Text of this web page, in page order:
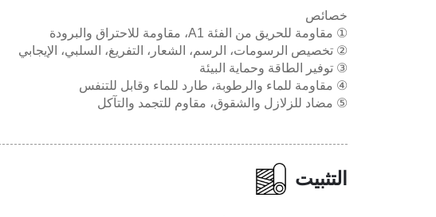
خصائص
① مقاومة للحريق من الفئة A1، مقاومة للاحتراق والبرودة
② تخصيص الرسومات، الرسم، الشعار، التفريغ، السلبي، الإيجابي
③ توفير الطاقة وحماية البيئة
④ مقاومة للماء والرطوبة، طارد للماء وقابل للتنفس
⑤ مضاد للزلازل والشقوق، مقاوم للتجمد والتآكل
التثبيت